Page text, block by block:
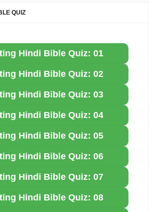
QUIZ
Hindi Bible Quiz: 01
Hindi Bible Quiz: 02
Hindi Bible Quiz: 03
Hindi Bible Quiz: 04
Hindi Bible Quiz: 05
Hindi Bible Quiz: 06
Hindi Bible Quiz: 07
Hindi Bible Quiz: 08